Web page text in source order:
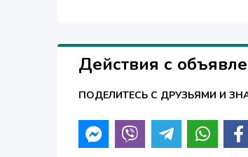
Действия с
ПОДЕЛИТЕСЬ С ДРУЗЬЯМИ И